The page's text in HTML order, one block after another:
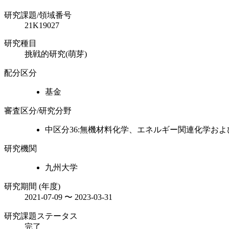
研究課題/領域番号
21K19027
研究種目
挑戦的研究(萌芽)
配分区分
基金
審査区分/研究分野
中区分36:無機材料化学、エネルギー関連化学お
研究機関
九州大学
研究期間 (年度)
2021-07-09 〜 2023-03-31
研究課題ステータス
完了